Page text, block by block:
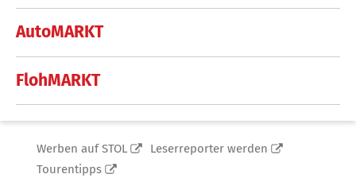
AutoMARKT
FlohMARKT
Werben auf STOL
Leserreporter werden
Tourentipps